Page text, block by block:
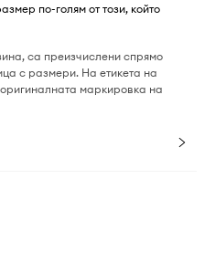
по-голям от този, който
са преизчислени спрямо
с размери. На етикета на
маркировка на